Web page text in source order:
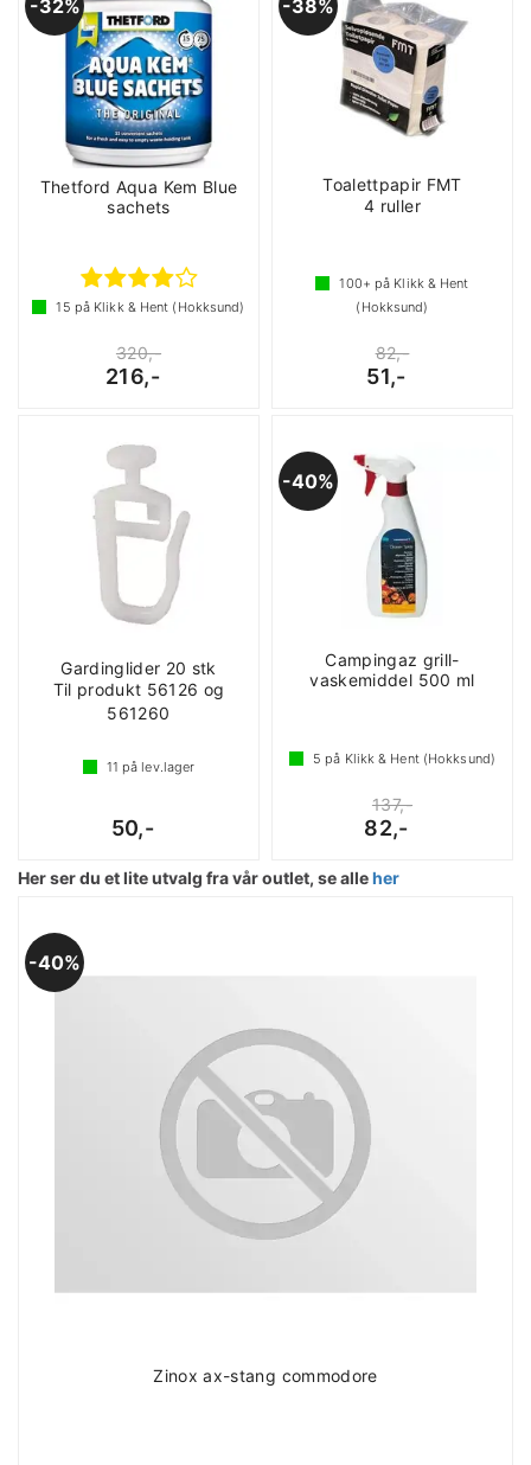
32%
Thetford Aqua Kem Blue
sachets
15 på Klikk & Hent (Hokksund)
320,-
216,-
38%
Toalettpapir FMT
4 ruller
100+ på Klikk & Hent
(Hokksund)
82,-
51,-
Gardinglider 20 stk
Til produkt 56126 og
561260
11 på lev.lager
50,-
40%
Campingaz grill-
vaskemiddel 500 ml
5 på Klikk & Hent (Hokksund)
137,-
82,-
Her ser du et lite utvalg fra vår outlet, se alleher
40%
Zinox ax-stang commodore